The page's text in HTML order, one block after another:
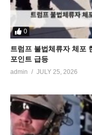
0
트럼프 불법체류자 체포
포인트 급등
admin JULY 25, 2026